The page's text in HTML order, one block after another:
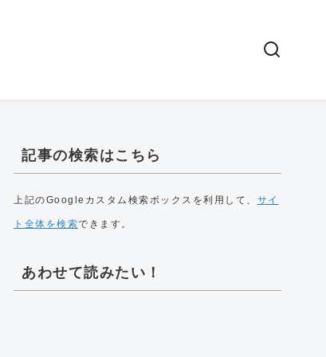
記事の検索はこちら
上記のGoogleカスタム検索ボックスを利用して、 サイ
ト全体を検索できます。
あわせて読みたい！